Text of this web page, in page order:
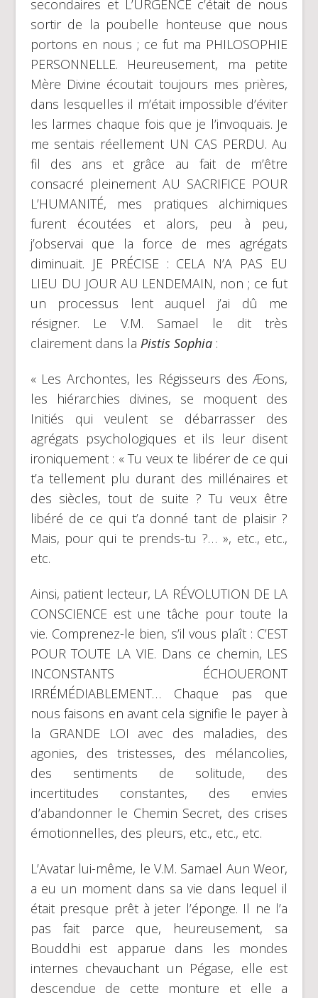
secondaires et L’URGENCE c’était de nous
sortir de la poubelle honteuse que nous
portons en nous ; ce fut ma PHILOSOPHIE
PERSONNELLE. Heureusement, ma petite
Mère Divine écoutait toujours mes prières,
dans lesquelles il m’était impossible d’éviter
les larmes chaque fois que je l’invoquais. Je
me sentais réellement UN CAS PERDU. Au
fil des ans et grâce au fait de m’être
consacré pleinement AU SACRIFICE POUR
L’HUMANITÉ, mes pratiques alchimiques
furent écoutées et alors, peu à peu,
j’observai que la force de mes agrégats
diminuait. JE PRÉCISE : CELA N’A PAS EU
LIEU DU JOUR AU LENDEMAIN, non ; ce fut
un processus lent auquel j’ai dû me
résigner. Le V.M. Samael le dit très
clairement dans la Pistis Sophia :
« Les Archontes, les Régisseurs des Æons,
les hiérarchies divines, se moquent des
Initiés qui veulent se débarrasser des
agrégats psychologiques et ils leur disent
ironiquement : « Tu veux te libérer de ce qui
t’a tellement plu durant des millénaires et
des siècles, tout de suite ? Tu veux être
libéré de ce qui t’a donné tant de plaisir ?
Mais, pour qui te prends-tu ?… », etc., etc.,
etc.
Ainsi, patient lecteur, LA RÉVOLUTION DE LA
CONSCIENCE est une tâche pour toute la
vie. Comprenez-le bien, s’il vous plaît : C’EST
POUR TOUTE LA VIE. Dans ce chemin, LES
INCONSTANTS ÉCHOUERONT
IRRÉMÉDIABLEMENT… Chaque pas que
nous faisons en avant cela signifie le payer à
la GRANDE LOI avec des maladies, des
agonies, des tristesses, des mélancolies,
des sentiments de solitude, des
incertitudes constantes, des envies
d’abandonner le Chemin Secret, des crises
émotionnelles, des pleurs, etc., etc., etc.
L’Avatar lui-même, le V.M. Samael Aun Weor,
a eu un moment dans sa vie dans lequel il
était presque prêt à jeter l’éponge. Il ne l’a
pas fait parce que, heureusement, sa
Bouddhi est apparue dans les mondes
internes chevauchant un Pégase, elle est
descendue de cette monture et elle a